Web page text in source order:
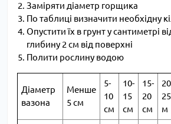
Заміряти діаметр горщика
По таблиці визначити необхідну
Опустити їх в грунт у сантиметрі
глибину 2 см від поверхні
Полити рослину водою
Діаметр
вазона
Менше
5 см
5-
10
см
10-
15
см
15-
20
см
25
м